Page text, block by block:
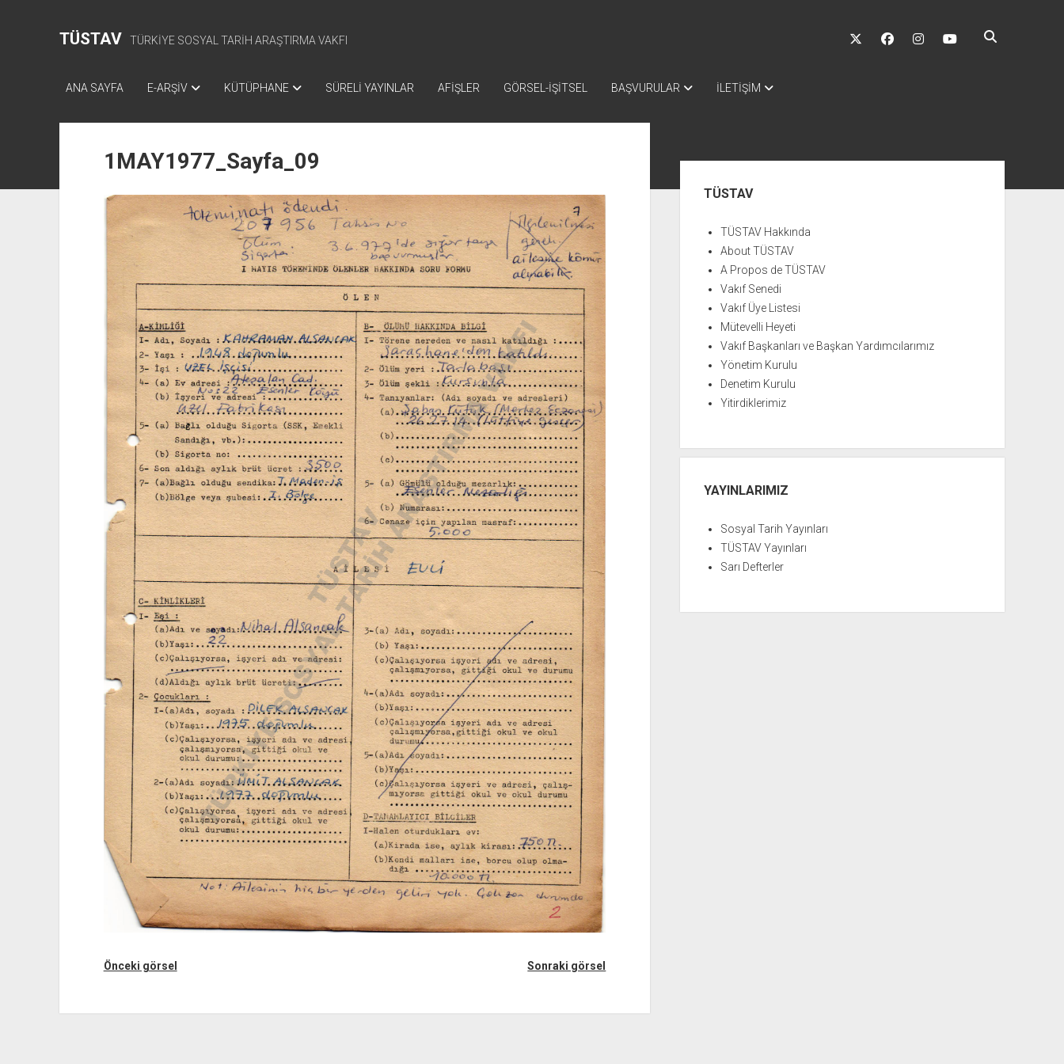
TÜSTAV TÜRKİYE SOSYAL TARİH ARAŞTIRMA VAKFI
twitter facebookinstagramyoutube
ANA SAYFA E-ARŞİV KÜTÜPHANE SÜRELİ YAYINLAR AFİŞLER GÖRSEL-İŞİTSEL BAŞVURULAR İLETİŞİM
1MAY1977_Sayfa_09
Önceki görsel Sonraki görsel
MenüTÜSTAV
TÜSTAV Hakkında
About TÜSTAV
A Propos de TÜSTAV
Vakıf Senedi
Vakıf Üye Listesi
Mütevelli Heyeti
Vakıf Başkanları ve Başkan Yardımcılarımız
Yönetim Kurulu
Denetim Kurulu
Yitirdiklerimiz
YAYINLARIMIZ
Sosyal Tarih Yayınları
TÜSTAV Yayınları
Sarı Defterler